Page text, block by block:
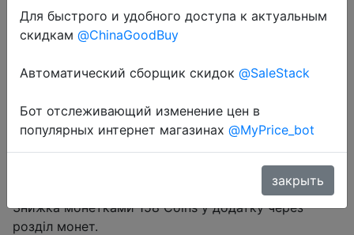
Coins
Перейти в магазин
Знижка монетками 158 Coins у додатку через
розділ монет.
Для быстрого и удобного доступа к актуальным
скидкам @ChinaGoodBuy
Автоматический сборщик скидок @SaleStack
Бот отслеживающий изменение цен в
популярных интернет магазинах @MyPrice_bot
закрыть